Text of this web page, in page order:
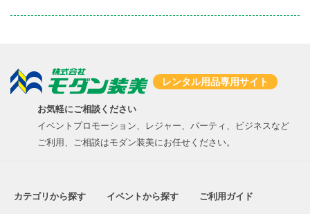
レンタル用品専用サイト
お気軽にご相談ください
イベントプロモーション、レジャー、パーティ、ビジネスなど
ご利用、ご相談はモダン装美にお任せください。
カテゴリから探す イベントから探す ご利用ガイド